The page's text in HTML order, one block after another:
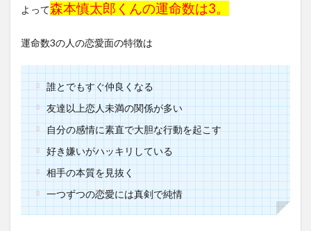
よって森本慎太郎くんの運命数は3。
運命数3の人の恋愛面の特徴は
誰とでもすぐ仲良くなる
友達以上恋人未満の関係が多い
自分の感情に素直で大胆な行動を起こす
好き嫌いがハッキリしている
相手の本質を見抜く
一つずつの恋愛には真剣で純情